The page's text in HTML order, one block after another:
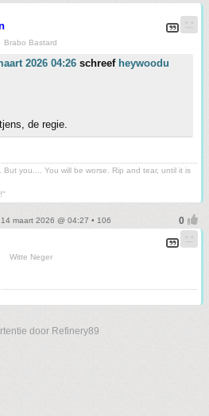
Brabo Bastard
2026 04:26 schreef heywoodu
de regie.
you.... You will be worse. Rip and tear, until it is
maart 2026 @ 04:27 • 106
Witte Neger
door Refinery89